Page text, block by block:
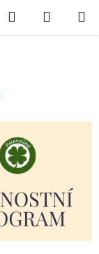
Hledat
KOŠÍK